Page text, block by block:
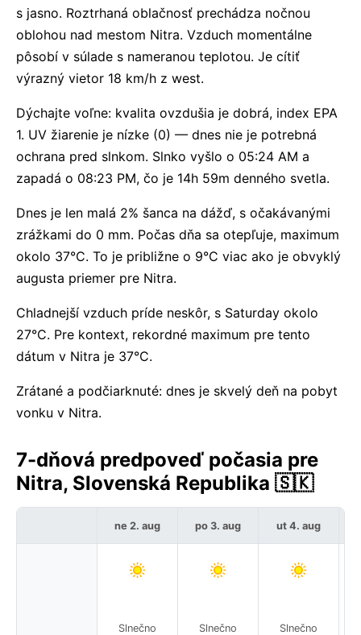
s jasno. Roztrhaná oblačnosť prechádza nočnou
oblohou nad mestom Nitra. Vzduch momentálne
pôsobí v súlade s nameranou teplotou. Je cítiť
výrazný vietor 18 km/h z west.
Dýchajte voľne: kvalita ovzdušia je dobrá, index EPA
1. UV žiarenie je nízke (0) — dnes nie je potrebná
ochrana pred slnkom. Slnko vyšlo o 05:24 AM a
zapadá o 08:23 PM, čo je 14h 59m denného svetla.
Dnes je len malá 2% šanca na dážď, s očakávanými
zrážkami do 0 mm. Počas dňa sa otepľuje, maximum
okolo 37°C. To je približne o 9°C viac ako je obvyklý
augusta priemer pre Nitra.
Chladnejší vzduch príde neskôr, s Saturday okolo
27°C. Pre kontext, rekordné maximum pre tento
dátum v Nitra je 37°C.
Zrátané a podčiarknuté: dnes je skvelý deň na pobyt
vonku v Nitra.
7-dňová predpoveď počasia pre
Nitra, Slovenská Republika 🇸🇰
ne 2. aug
Slnečno
po 3. aug
Slnečno
ut 4. aug
Slnečno